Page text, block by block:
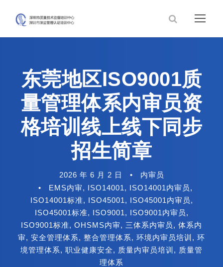
东莞地区ISO9001质
量管理体系内审员资
格培训线上线下同步
招生简章
2026 年 6 月 2 日 •
内审员
•
EMS内审, ISO14001, ISO14001内审员,
ISO14001标准, ISO45001, ISO45001内审员,
ISO45001标准, ISO9001, ISO9001内审员,
ISO9001标准, OHSMS内审, 三体系内审员, 体系内
审, 安全管理体系, 整合管理体系, 环境内审员培训 , 环
境管理体系, 职业健康安全, 质量内审员培训 , 质量管
理体系